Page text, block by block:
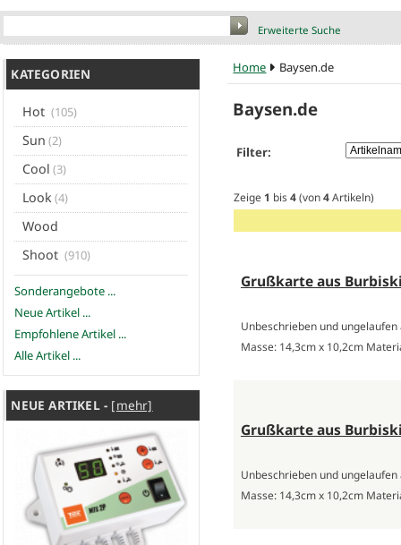
Erweiterte Suche
KATEGORIEN
Hot (105)
Sun (2)
Cool (3)
Look(4)
Wood
Shoot (910)
Sonderangebote ...
Neue Artikel ...
Empfohlene Artikel ...
Alle Artikel ...
NEUE ARTIKEL - [mehr]
Home Baysen.de
Baysen.de
Filter:
Zeige 1 bis4(von4Artikeln)
Grußkarte aus
Unbeschrieben und
Masse: 14,3cm x 10,2cm
Grußkarte aus
Unbeschrieben und
Masse: 14,3cm x 10,2cm